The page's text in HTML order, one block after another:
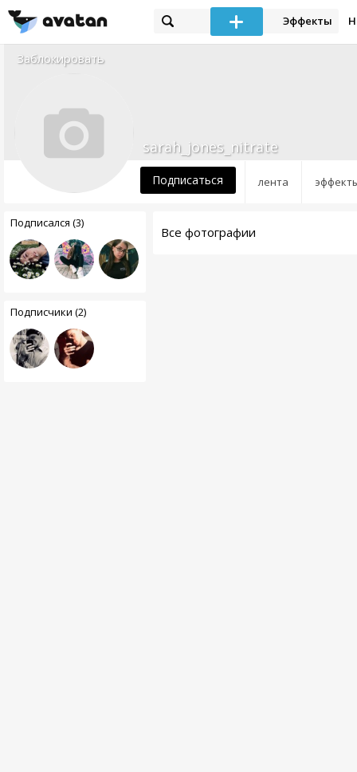
Эффекты
Заблокировать
лента
sarah_jones_nitrate
Подписаться
Подписался (3)
Подписчики (2)
Все фотографии